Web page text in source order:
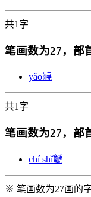
共1字
笔画数为27，部
yǎo䶧
共1字
笔画数为27，部
chí shǐ䶵
※ 笔画数为27画的